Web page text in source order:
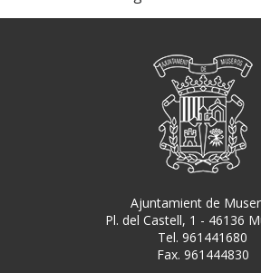
Ajuntamient de
Pl. del Castell, 1 - 46136
Tel. 961441680
Fax. 961444830